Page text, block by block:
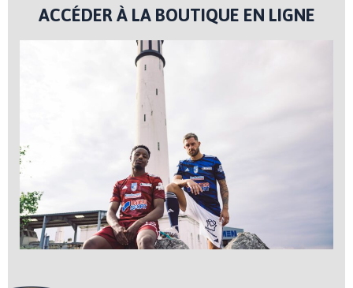
ACCÉDER À LA BOUTIQUE EN LIGNE